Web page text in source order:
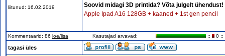
liitunud: 16.02.2019
Soovid midagi 3D printida? Võta julgelt ühendust!
Apple Ipad A16 128GB + kaaned + 1st gen pencil
Kommentaarid: 86 loe/lisa Kasutajad arvavad: :: 0 ::
tagasi üles